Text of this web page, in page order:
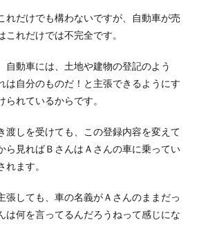
れだけでも構わないですが、自動車が売
れだけでは不完全です。
自動車には、土地や建物の登記のよう
は自分のものだ！と主張できるようにす
れているからです。
渡しを受けても、この登録内容を変えて
ら見ればＢさんはＡさんの車に乗ってい
ます。
張しても、車の名義がＡさんのままだっ
は何を言ってるんだろうねって感じにな